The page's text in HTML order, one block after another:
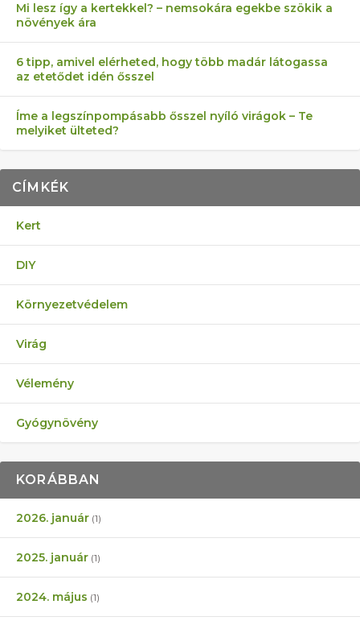
Mi lesz így a kertekkel? – nemsokára egekbe szökik a
növények ára
6 tipp, amivel elérheted, hogy több madár látogassa
az etetődet idén ősszel
Íme a legszínpompásabb ősszel nyíló virágok – Te
melyiket ülteted?
CÍMKÉK
Kert
DIY
Környezetvédelem
Virág
Vélemény
Gyógynövény
KORÁBBAN
2026. január (1)
2025. január (1)
2024. május (1)